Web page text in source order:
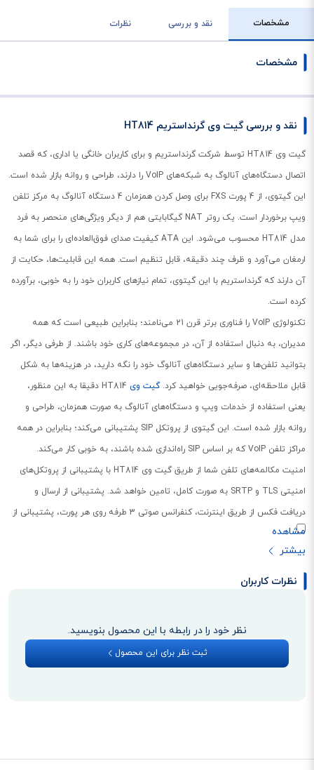
مشخصات نقد و بررسی نظرات
مشخصات
نقد و بررسی گیت وی گرنداستریم HT814
گیت وی HT814 توسط شرکت گرنداستریم و برای کاربران خانگی یا اداری، که قصد
اتصال دستگاه‌های آنالوگ به شبکه‌های VoIP را دارند، طراحی و روانه بازار شده است.
این گیتوی، از 4 پورت FXS برای وصل کردن همزمان 4 دستگاه آنالوگ به مرکز تلفن
ویپ برخوردار است. یک روتر NAT گیگابایتی هم از دیگر ویژگی‌های منحصر به فرد
مدل HT814 محسوب می‌شود. این ATA کیفیت صدای فوق‌العاده‌ای را برای شما به
ارمغان می‌آورد و ظرف چند دقیقه، قابل تنظیم است. همه این قابلیت‌ها، حکایت از
آن دارند که گرنداستریم با این گیتوی، تمام نیازهای کاربران خود را به خوبی، برآورده
کرده است.
تکنولوژی VoIP را فناوری برتر قرن 21 می‌نامند؛ بنابراین طبیعی است که همه
مدیران، به دنبال استفاده از آن، در مجموعه‌های کاری خود باشند. از طرفی دیگر، اگر
بتوانید تلفن‌ها و سایر دستگاه‌های آنالوگ خود را نگه دارید، در هزینه‌ها به شکل
قابل ملاحظه‌ای، صرفه‌جویی خواهید کرد.گیت وی
HT814 دقیقا به این منظور،
یعنی استفاده از خدمات ویپ و دستگاه‌های آنالوگ به صورت همزمان، طراحی و
روانه بازار شده است. این گیتوی از پروتکل SIP پشتیبانی می‌کند؛ بنابراین در همه
مراکز تلفن VoIP که بر اساس SIP راه‌‌اندازی شده باشند، به خوبی کار می‌کند.
امنیت مکالمه‌های تلفن شما از طریق گیت وی HT814 با پشتیبانی از پروتکل‌های
امنیتی TLS و SRTP به صورت کامل، تامین خواهد شد. پشتیبانی از ارسال و
دریافت فکس از طریق اینترنت، کنفرانس صوتی 3 طرفه روی هر پورت، پشتیبانی از
انواع فرمت‌های کالر آیدی، استقرار و مدیریت آسان و ... از دیگر قابلیت‌های مدل
HT814 گرنداستریم هستند.
نظرات کاربران
نظر خود را در رابطه با این محصول بنویسید.
ثبت نظر برای این محصول